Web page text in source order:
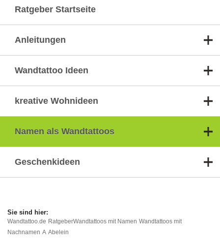
Ratgeber Startseite
Anleitungen
Wandtattoo Ideen
kreative Wohnideen
Namen als Wandtattoos
Geschenkideen
Wandtattoo.de RatgeberWandtattoos mit Namen Wandtattoos mit
Nachnamen A Abelein